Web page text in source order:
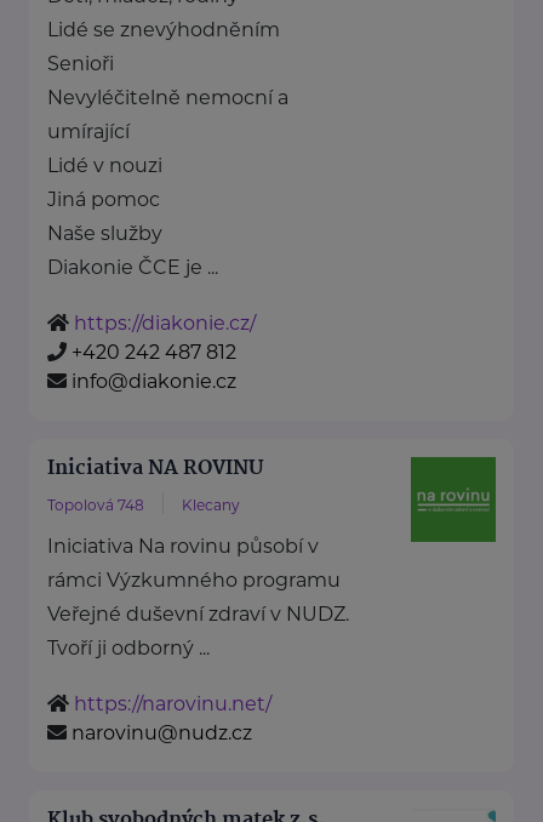
Lidé se znevýhodněním
Senioři
Nevyléčitelně nemocní a
umírající
Lidé v nouzi
Jiná pomoc
Naše služby
Diakonie ČCE je ...
https://diakonie.cz/
+420 242 487 812
info@diakonie.cz
Iniciativa NA ROVINU
Topolová 748 Klecany
Iniciativa Na rovinu působí v
rámci Výzkumného programu
Veřejné duševní zdraví v NUDZ.
Tvoří ji odborný ...
https://narovinu.net/
narovinu@nudz.cz